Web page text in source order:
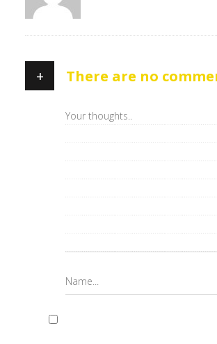
+ There are no